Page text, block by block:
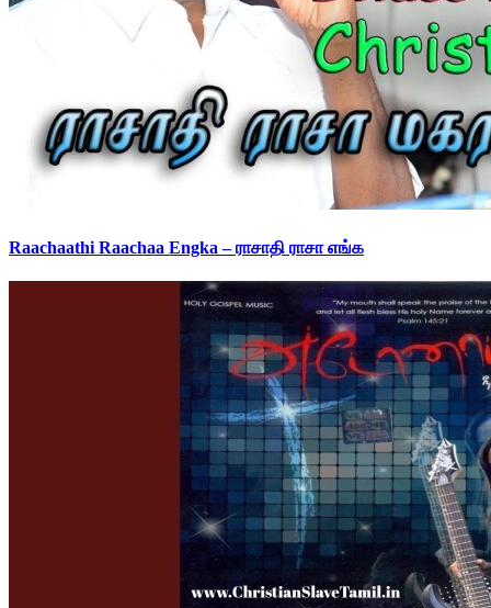
Raachaathi Raachaa Engka – ராசாதி ராசா எங்க